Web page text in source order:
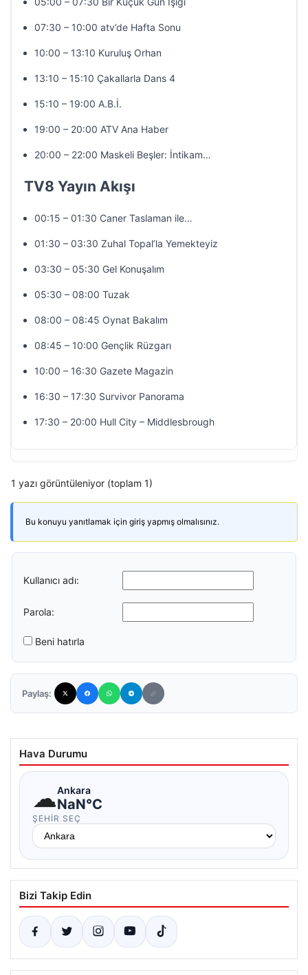
07:30 – 10:00 atv’de Hafta Sonu
10:00 – 13:10 Kuruluş Orhan
13:10 – 15:10 Çakallarla Dans 4
15:10 – 19:00 A.B.İ.
19:00 – 20:00 ATV Ana Haber
20:00 – 22:00 Maskeli Beşler: İntikam…
TV8 Yayın Akışı
00:15 – 01:30 Caner Taslaman ile…
01:30 – 03:30 Zuhal Topal’la Yemekteyiz
03:30 – 05:30 Gel Konuşalım
05:30 – 08:00 Tuzak
08:00 – 08:45 Oynat Bakalım
08:45 – 10:00 Gençlik Rüzgarı
10:00 – 16:30 Gazete Magazin
16:30 – 17:30 Survivor Panorama
17:30 – 20:00 Hull City – Middlesbrough
1 yazı görüntüleniyor (toplam 1)
Bu konuyu yanıtlamak için giriş yapmış olmalısınız.
Kullanıcı adı:
Parola:
Beni hatırla
Paylaş:
Hava Durumu
☁Ankara
NaN°C
ŞEHIR SEÇ
Bizi Takip Edin